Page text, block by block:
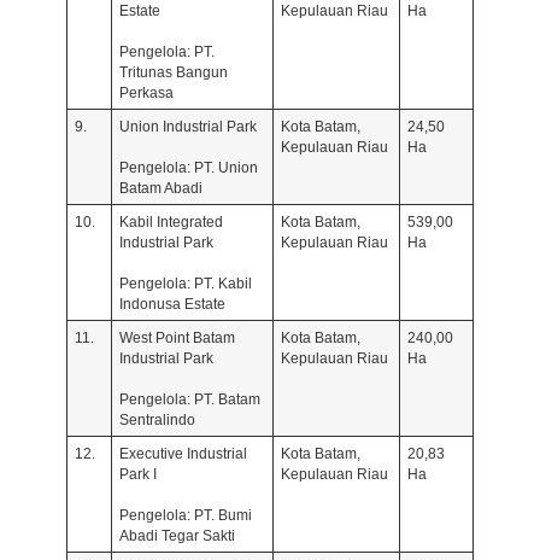
Estate
Pengelola: PT.
Tritunas Bangun
Perkasa
Kepulauan Riau
Ha
9. Union Industrial Park
Pengelola: PT. Union
Batam Abadi
Kota Batam,
Kepulauan Riau
24,50
Ha
10.
Kabil Integrated
Industrial Park
Pengelola: PT. Kabil
Indonusa Estate
Kota Batam,
Kepulauan Riau
539,00
Ha
11.
West Point Batam
Industrial Park
Pengelola: PT. Batam
Sentralindo
Kota Batam,
Kepulauan Riau
240,00
Ha
12.
Executive Industrial
Park I
Pengelola: PT. Bumi
Abadi Tegar Sakti
Kota Batam,
Kepulauan Riau
20,83
Ha